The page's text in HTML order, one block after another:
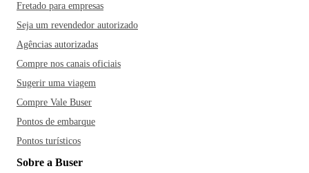
Fretado para empresas
Seja um revendedor autorizado
Agências autorizadas
Compre nos canais oficiais
Sugerir uma viagem
Compre Vale Buser
Pontos de embarque
Pontos turísticos
Sobre a Buser